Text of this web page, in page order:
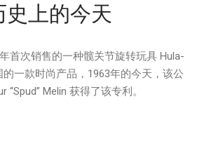
认识Wham-O团队：David
上的今天
首次销售的一种髋关节旋转玩具 Hula-
一款时尚产品，1963年的今天，该公
Melin 获得了该专利。